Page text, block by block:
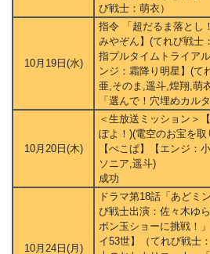
び戦士：萌衣）
10月19日(水)
指令 「超だるま落とし
みやぞん】(てれび戦士
指プルタイムトライア
ンジ：霜降り明星】(て
亜,そのま,遥斗,煌翔,萌
「選んで！穴埋めカルタ
10月20日(木)
＜生放送ミッション＞
ぽよ！)(電空のお宝を取
【ぺこぱ】【エンジ：
ソニア,遥斗)
成功
10月24日(月)
ドラマ第18話「あどミ
び戦士出演：佐々木ゆ
ボン玉ショーに挑戦！
イ53世】（てれび戦士